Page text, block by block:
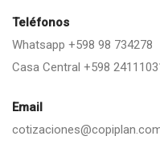
Teléfonos
Whatsapp +598 98 734278
Casa Central +598
Email